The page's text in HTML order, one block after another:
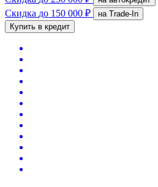
Скидка до 150 000 ₽
на Trade-In
Купить в кредит